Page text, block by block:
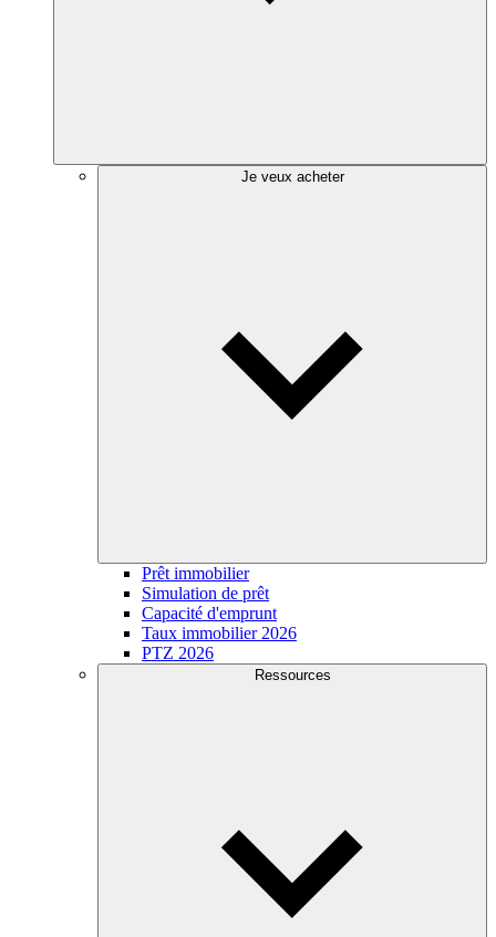
Je veux acheter
Prêt immobilier
Simulation de prêt
Capacité d'emprunt
Taux immobilier 2026
PTZ 2026
Ressources